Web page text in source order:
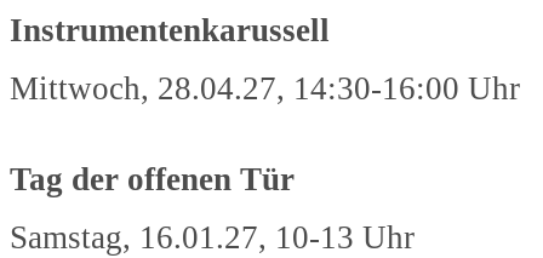
Instrumentenkarussell
Mittwoch, 28.04.27, 14:30-16:00 Uhr
Tag der offenen Tür
Samstag, 16.01.27, 10-13 Uhr